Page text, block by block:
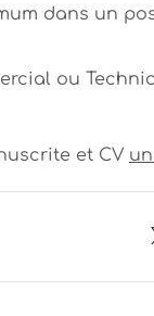
dans un
ou
et CV